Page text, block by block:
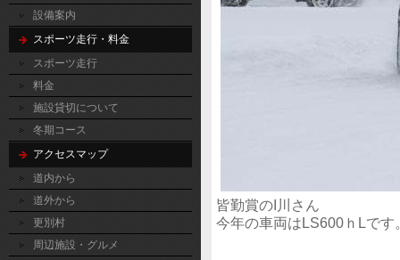
設備案内
スポーツ走行・料金
スポーツ走行
料金
施設貸切について
冬期コース
アクセスマップ
道内から
道外から
更別村
周辺施設・グルメ
皆勤賞のI川さん
今年の車両はLS600ｈLです